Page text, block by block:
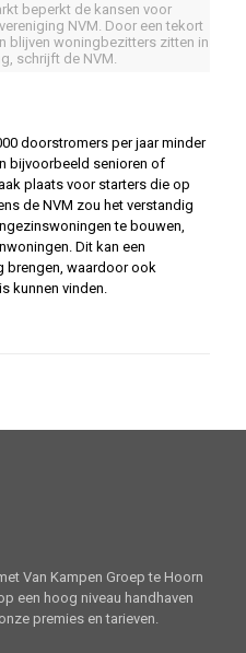
beperkt de kansen voor
NVM. Door een tekort
blijven woningbezitters zitten in
schrijft de NVM.
doorstromers per jaar minder
bijvoorbeeld senioren of
plaats voor starters die op
de NVM zou het verstandig
te bouwen,
Dit kan een
brengen, waardoor ook
kunnen vinden.
Van Kampen Groep te Hoorn
een hoog niveau handhaven
premies en tarieven.